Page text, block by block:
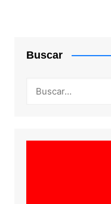
Buscar